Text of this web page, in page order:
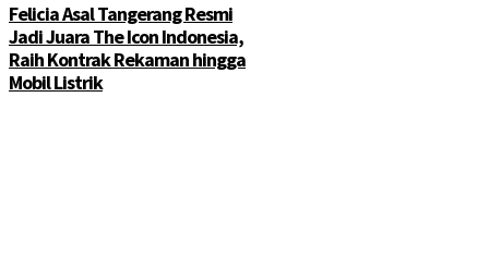
Felicia Asal Tangerang Resmi
Jadi Juara The Icon Indonesia,
Raih Kontrak Rekaman hingga
Mobil Listrik